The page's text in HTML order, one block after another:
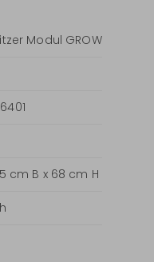
Modul GROW
cm B x 68 cm H